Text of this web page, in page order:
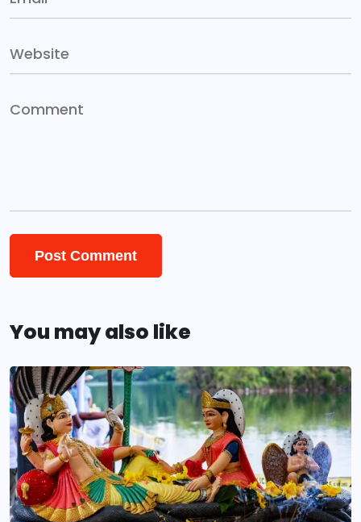
You may also like